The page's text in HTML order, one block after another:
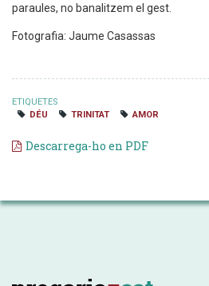
paraules, no banalitzem el gest.
Fotografia: Jaume Casassas
ETIQUETES
DÉU
TRINITAT AMOR
Descarrega-ho en PDF